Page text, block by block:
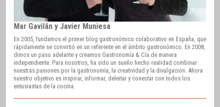
Mar Gavilán y Javier Muniesa
En 2005, fundamos el primer blog gastronómico colaborativo en España, que
rápidamente se convirtió en un referente en el ámbito gastronómico. En 2008,
dimos un paso adelante y creamos Gastronomía & Cía de manera
independiente. Para nosotros, ha sido un sueño hecho realidad combinar
nuestras pasiones por la gastronomía, la creatividad y la divulgación. Ahora
nuestro objetivo es inspirar, informar, deleitar y conectar con todos los
entusiastas de la cocina.